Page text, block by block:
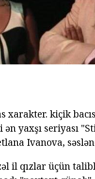
xarakter. kiçik
yaxşı seriyası
Ivanova,
il qızlar üçün